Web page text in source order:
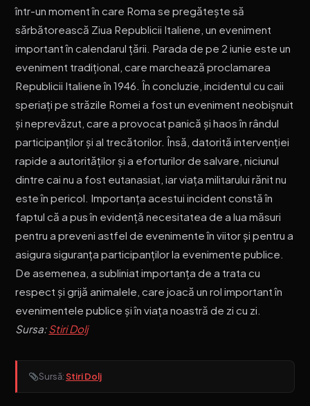
într-un moment în care Roma se pregătește să
sărbătorească Ziua Republicii Italiene, un eveniment
important în calendarul țării. Parada de pe 2 iunie este un
eveniment tradițional, care marchează proclamarea
Republicii Italiene în 1946. În concluzie, incidentul cu caii
speriați pe străzile Romei a fost un eveniment neobișnuit
și neprevăzut, care a provocat panică și haos în rândul
participanților și al trecătorilor. Însă, datorită intervenției
rapide a autorităților și a eforturilor de salvare, niciunul
dintre cai nu a fost eutanasiat, iar viața militarului rănit nu
este în pericol. Importanța acestui incident constă în
faptul că a pus în evidență necesitatea de a lua măsuri
pentru a preveni astfel de evenimente în viitor și pentru a
asigura siguranța participanților la evenimente publice.
De asemenea, a subliniat importanța de a trata cu
respect și grijă animalele, care joacă un rol important în
evenimentele publice și în viața noastră de zi cu zi.
Sursa:Stiri Dolj
Sursă:Stiri Dolj